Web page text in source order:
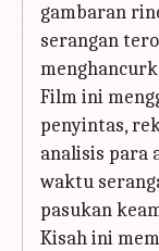
gambaran
serangan
Film ini
penyintas,
analisis para
waktu
pasukan
Kisah ini